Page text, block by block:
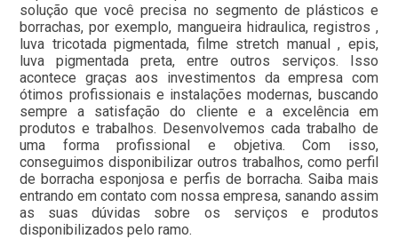
solução que você precisa no segmento de plásticos e
borrachas, por exemplo, mangueira hidraulica, registros ,
luva tricotada pigmentada, filme stretch manual , epis,
luva pigmentada preta, entre outros serviços. Isso
acontece graças aos investimentos da empresa com
ótimos profissionais e instalações modernas, buscando
sempre a satisfação do cliente e a excelência em
produtos e trabalhos. Desenvolvemos cada trabalho de
uma forma profissional e objetiva. Com isso,
conseguimos disponibilizar outros trabalhos, como perfil
de borracha esponjosa e perfis de borracha. Saiba mais
entrando em contato com nossa empresa, sanando assim
as suas dúvidas sobre os serviços e produtos
disponibilizados pelo ramo.